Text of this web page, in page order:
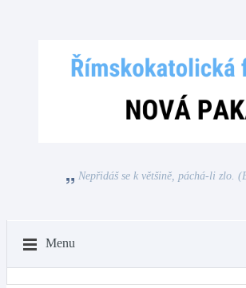
Nepřidáš se k většině, páchá-li zlo.
Menu